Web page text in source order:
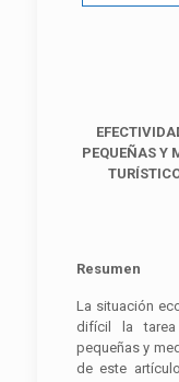
PEQUEÑAS Y
Resumen
La situación
difícil la
pequeñas y
de este